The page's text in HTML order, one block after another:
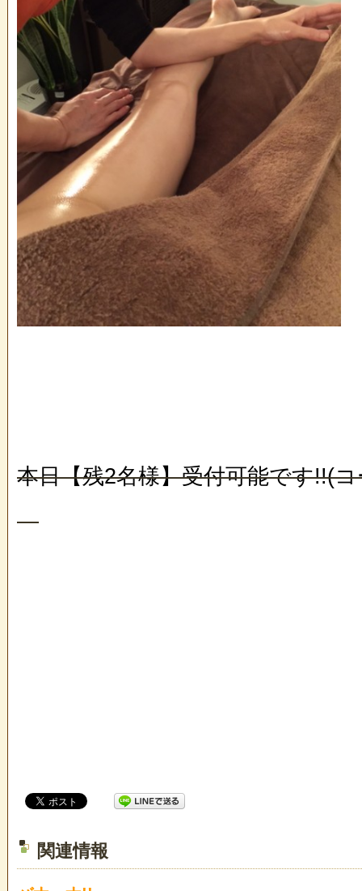
本日【残2名様】受付可能です!!(
関連情報